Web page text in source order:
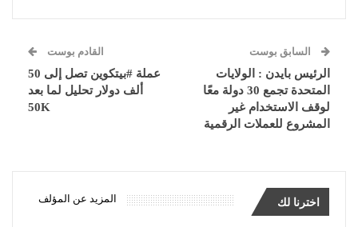
السابق بوست
الرئيس بايدن : الولايات
المتحدة تجمع 30 دولة معًا
لوقف الاستخدام غير
المشروع للعملات الرقمية
القادم بوست
عملة #بيتكوين تصل إلى 50
ألف دولار تحليل لما بعد
50K
اخترنا لك المزيد عن المؤلف